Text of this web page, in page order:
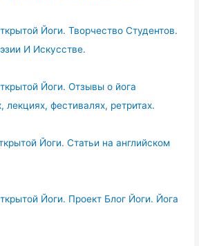
Йоги. Творчество Студентов.
И Искусстве.
Йоги. Отзывы о йога
лекциях, фестивалях, ретритах.
Йоги. Статьи на английском
Йоги. Проект Блог Йоги. Йога